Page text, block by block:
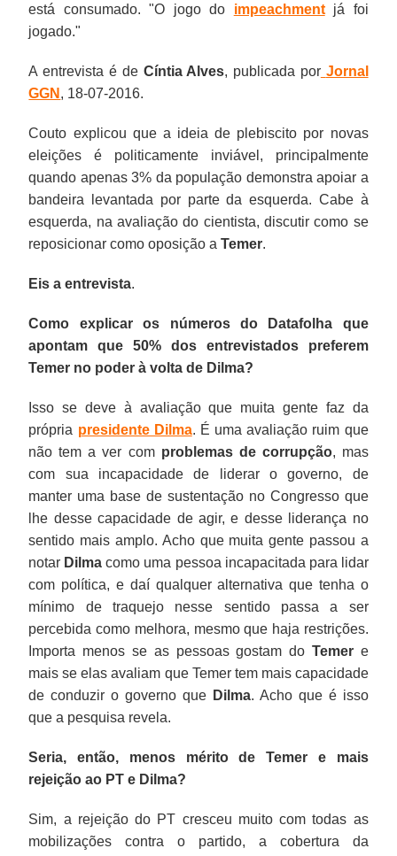
está consumado. "O jogo do impeachmentjá foi
jogado."
A entrevista é de Cíntia Alves, publicada por Jornal
GGN , 18-07-2016.
Couto explicou que a ideia de plebiscito por novas
eleições é politicamente inviável, principalmente
quando apenas 3% da população demonstra apoiar a
bandeira levantada por parte da esquerda. Cabe à
esquerda, na avaliação do cientista, discutir como se
reposicionar como oposição aTemer.
Eis a entrevista.
Como explicar os números do Datafolha que
apontam que 50% dos entrevistados preferem
Temer no poder à volta de Dilma?
Isso se deve à avaliação que muita gente faz da
própria presidente Dilma. É uma avaliação ruim que
não tem a ver com problemas de corrupção, mas
com sua incapacidade de liderar o governo, de
manter uma base de sustentação no Congresso que
lhe desse capacidade de agir, e desse liderança no
sentido mais amplo. Acho que muita gente passou a
notar Dilma como uma pessoa incapacitada para lidar
com política, e daí qualquer alternativa que tenha o
mínimo de traquejo nesse sentido passa a ser
percebida como melhora, mesmo que haja restrições.
Importa menos se as pessoas gostam do Temere
mais se elas avaliam que Temer tem mais capacidade
de conduzir o governo que Dilma. Acho que é isso
que a pesquisa revela.
Seria, então, menos mérito de Temer e mais
rejeição ao PT e Dilma?
Sim, a rejeição do PT cresceu muito com todas as
mobilizações contra o partido, a cobertura da